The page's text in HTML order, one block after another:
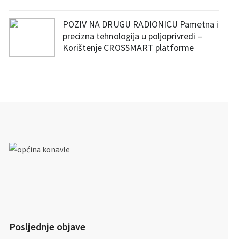
POZIV NA DRUGU RADIONICU Pametna i
precizna tehnologija u poljoprivredi –
Korištenje CROSSMART platforme
Posljednje objave